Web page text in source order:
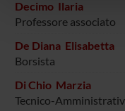
pubblicità e social
raccolto dal tuo
Decimo Ilaria
Professore associato
De Diana Elisabetta
Borsista
Di Chio Marzia
Tecnico-